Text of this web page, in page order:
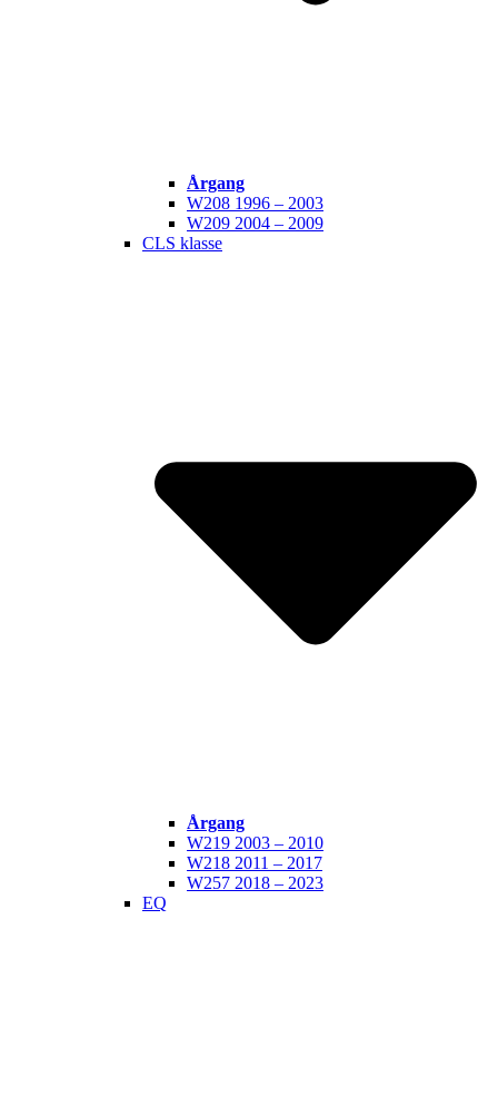
Årgang
W208 1996 – 2003
W209 2004 – 2009
CLS klasse
Årgang
W219 2003 – 2010
W218 2011 – 2017
W257 2018 – 2023
EQ